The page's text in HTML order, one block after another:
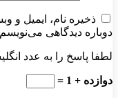
ذخیره نام، ایمیل و
دوباره دیدگاهی
لطفا پاسخ را به عدد
دوازده + 1 =